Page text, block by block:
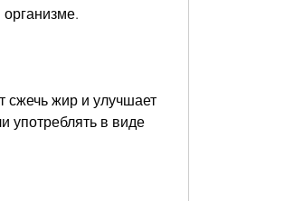
сжечь жир и улучшает
употреблять в виде